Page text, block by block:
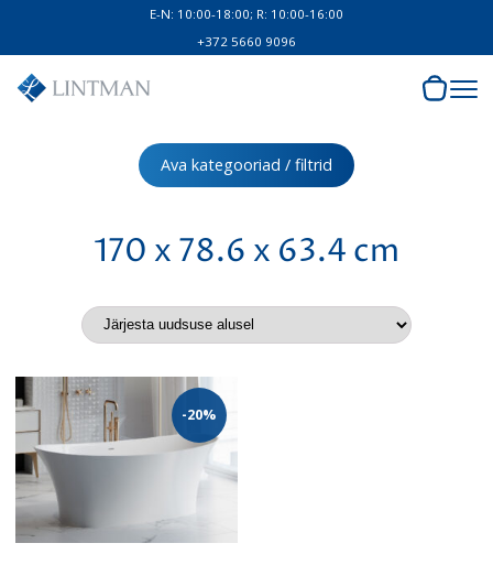
E-N: 10:00-18:00; R: 10:00-16:00
+372 5660 9096
Ava kategooriad / filtrid
170 x 78.6 x 63.4 cm
-20%